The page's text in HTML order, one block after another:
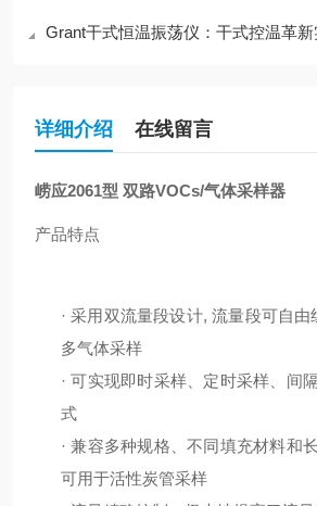
Grant干式恒温振荡仪：干式控温革新实
详细介绍 在线留言
崂应2061型 双路VOCs/气体采样器
产品特点
·采用双流量段设计, 流量段可自由
多气体采样
·可实现即时采样、定时采样、间
式
·兼容多种规格、不同填充材料和
可用于活性炭管采样